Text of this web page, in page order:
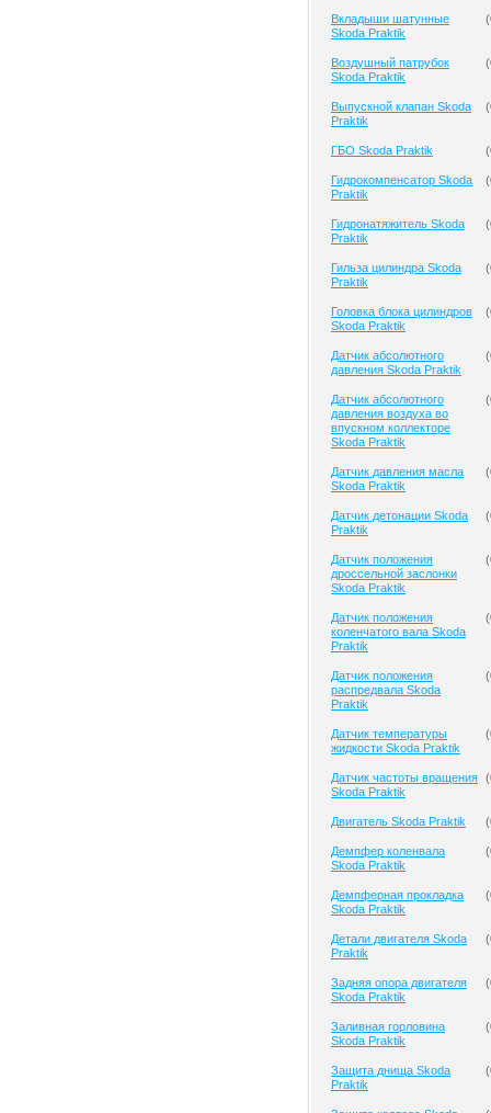
Вкладыши шатунные
Skoda Praktik
(
Воздушный патрубок
Skoda Praktik
(
Выпускной клапан Skoda
Praktik
(
ГБО Skoda Praktik (
Гидрокомпенсатор Skoda
Praktik
(
Гидронатяжитель Skoda
Praktik
(
Гильза цилиндра Skoda
Praktik
(
Головка блока цилиндров
Skoda Praktik
(
Датчик абсолютного
давления Skoda Praktik
(
Датчик абсолютного
давления воздуха во
впускном коллекторе
Skoda Praktik
(
Датчик давления масла
Skoda Praktik
(
Датчик детонации Skoda
Praktik
(
Датчик положения
дроссельной заслонки
Skoda Praktik
(
Датчик положения
коленчатого вала Skoda
Praktik
(
Датчик положения
распредвала Skoda
Praktik
(
Датчик температуры
жидкости Skoda Praktik
(
Датчик частоты вращения
Skoda Praktik
(
Двигатель Skoda Praktik (
Демпфер коленвала
Skoda Praktik
(
Демпферная прокладка
Skoda Praktik
(
Детали двигателя Skoda
Praktik
(
Задняя опора двигателя
Skoda Praktik
(
Заливная горловина
Skoda Praktik
(
Защита днища Skoda
Praktik
(